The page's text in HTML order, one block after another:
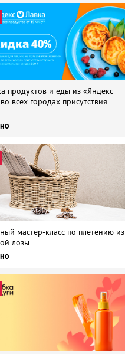
продуктов и еды из «Яндекс
всех городах присутствия
мастер-класс по плетению из
лозы